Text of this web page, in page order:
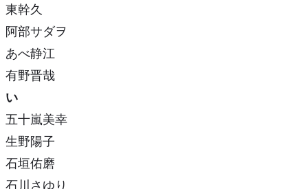
東幹久
阿部サダヲ
あべ静江
有野晋哉
い
五十嵐美幸
生野陽子
石垣佑磨
石川さゆり